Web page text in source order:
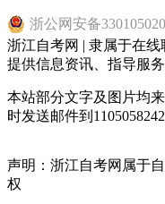
浙公网安备
浙江自考网 | 隶属于在
提供信息资讯、指导服务
本站部分文字及图片均
时发送邮件到
声明：浙江自考网属于
权